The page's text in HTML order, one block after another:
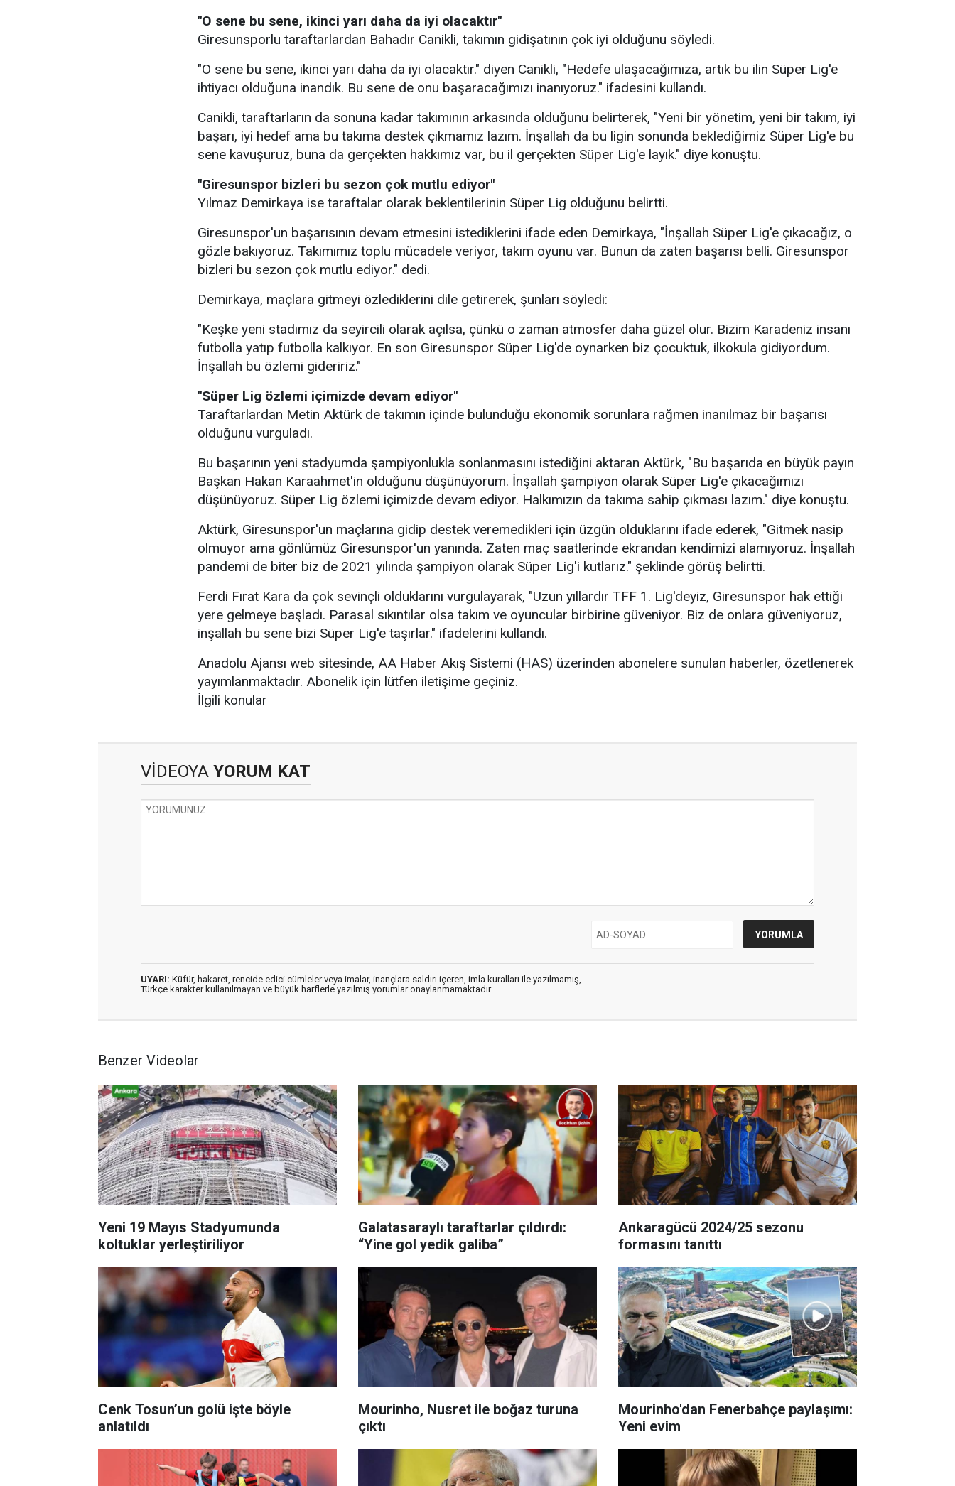
"O sene bu sene, ikinci yarı daha da iyi olacaktır"
Giresunsporlu taraftarlardan Bahadır Canikli, takımın gidişatının çok iyi olduğunu söyledi.
"O sene bu sene, ikinci yarı daha da iyi olacaktır." diyen Canikli, "Hedefe ulaşacağımıza, artık bu ilin Süper Lig'e
ihtiyacı olduğuna inandık. Bu sene de onu başaracağımızı inanıyoruz." ifadesini kullandı.
Canikli, taraftarların da sonuna kadar takımının arkasında olduğunu belirterek, "Yeni bir yönetim, yeni bir takım, iyi
başarı, iyi hedef ama bu takıma destek çıkmamız lazım. İnşallah da bu ligin sonunda beklediğimiz Süper Lig'e bu
sene kavuşuruz, buna da gerçekten hakkımız var, bu il gerçekten Süper Lig'e layık." diye konuştu.
"Giresunspor bizleri bu sezon çok mutlu ediyor"
Yılmaz Demirkaya ise taraftalar olarak beklentilerinin Süper Lig olduğunu belirtti.
Giresunspor'un başarısının devam etmesini istediklerini ifade eden Demirkaya, "İnşallah Süper Lig'e çıkacağız, o
gözle bakıyoruz. Takımımız toplu mücadele veriyor, takım oyunu var. Bunun da zaten başarısı belli. Giresunspor
bizleri bu sezon çok mutlu ediyor." dedi.
Demirkaya, maçlara gitmeyi özlediklerini dile getirerek, şunları söyledi:
"Keşke yeni stadımız da seyircili olarak açılsa, çünkü o zaman atmosfer daha güzel olur. Bizim Karadeniz insanı
futbolla yatıp futbolla kalkıyor. En son Giresunspor Süper Lig'de oynarken biz çocuktuk, ilkokula gidiyordum.
İnşallah bu özlemi gideririz."
"Süper Lig özlemi içimizde devam ediyor"
Taraftarlardan Metin Aktürk de takımın içinde bulunduğu ekonomik sorunlara rağmen inanılmaz bir başarısı
olduğunu vurguladı.
Bu başarının yeni stadyumda şampiyonlukla sonlanmasını istediğini aktaran Aktürk, "Bu başarıda en büyük payın
Başkan Hakan Karaahmet'in olduğunu düşünüyorum. İnşallah şampiyon olarak Süper Lig'e çıkacağımızı
düşünüyoruz. Süper Lig özlemi içimizde devam ediyor. Halkımızın da takıma sahip çıkması lazım." diye konuştu.
Aktürk, Giresunspor'un maçlarına gidip destek veremedikleri için üzgün olduklarını ifade ederek, "Gitmek nasip
olmuyor ama gönlümüz Giresunspor'un yanında. Zaten maç saatlerinde ekrandan kendimizi alamıyoruz. İnşallah
pandemi de biter biz de 2021 yılında şampiyon olarak Süper Lig'i kutlarız." şeklinde görüş belirtti.
Ferdi Fırat Kara da çok sevinçli olduklarını vurgulayarak, "Uzun yıllardır TFF 1. Lig'deyiz, Giresunspor hak ettiği
yere gelmeye başladı. Parasal sıkıntılar olsa takım ve oyuncular birbirine güveniyor. Biz de onlara güveniyoruz,
inşallah bu sene bizi Süper Lig'e taşırlar." ifadelerini kullandı.
Anadolu Ajansı web sitesinde, AA Haber Akış Sistemi (HAS) üzerinden abonelere sunulan haberler, özetlenerek
yayımlanmaktadır. Abonelik için lütfen iletişime geçiniz.
İlgili konular
VİDEOYA YORUM KAT
UYARI: Küfür, hakaret, rencide edici cümleler veya imalar, inançlara saldırı içeren, imla kuralları ile yazılmamış,
Türkçe karakter kullanılmayan ve büyük harflerle yazılmış yorumlar onaylanmamaktadır.
Benzer Videolar
Yeni 19 Mayıs Stadyumunda
koltuklar yerleştiriliyor
Galatasaraylı taraftarlar çıldırdı:
“Yine gol yedik galiba”
Ankaragücü 2024/25 sezonu
formasını tanıttı
Cenk Tosun’un golü işte böyle
anlatıldı
Mourinho, Nusret ile boğaz turuna
çıktı
Mourinho'dan Fenerbahçe paylaşımı:
Yeni evim